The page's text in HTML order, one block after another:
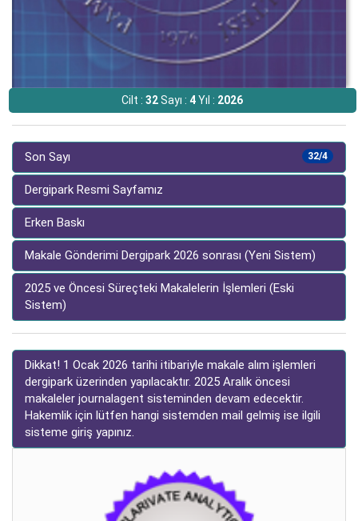
Cilt :32Sayı :4Yıl : 2026
32/4
Son Sayı
Dergipark Resmi Sayfamız
Erken Baskı
Makale Gönderimi Dergipark 2026 sonrası (Yeni Sistem)
2025 ve Öncesi Süreçteki Makalelerin İşlemleri (Eski
Sistem)
Dikkat! 1 Ocak 2026 tarihi itibariyle makale alım işlemleri
dergipark üzerinden yapılacaktır. 2025 Aralık öncesi
makaleler journalagent sisteminden devam edecektir.
Hakemlik için lütfen hangi sistemden mail gelmiş ise ilgili
sisteme giriş yapınız.